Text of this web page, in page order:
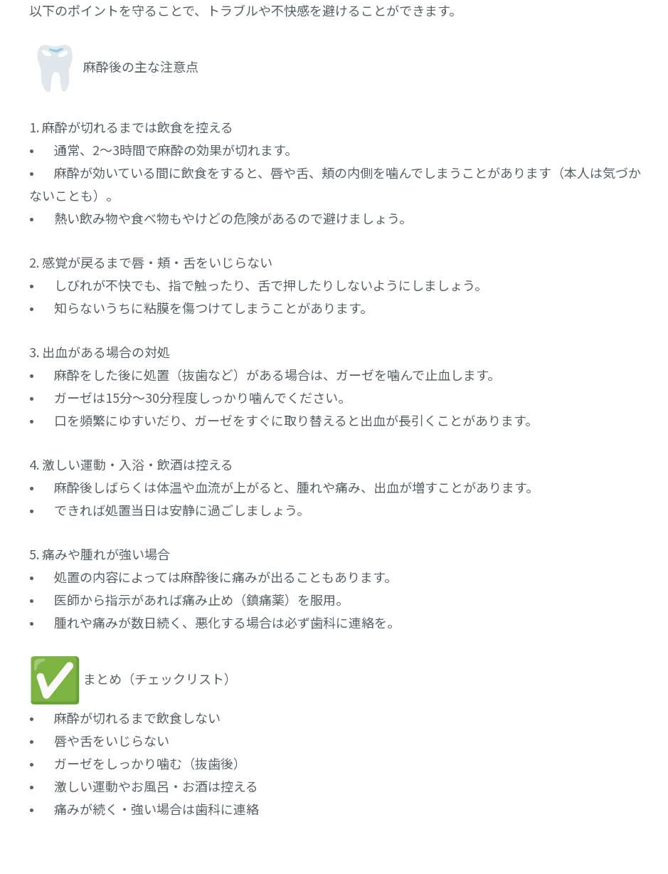
以下のポイントを守ることで、トラブルや不快感を避けることができます。
麻酔後の主な注意点
1. 麻酔が切れるまでは飲食を控える
• 通常、2〜3時間で麻酔の効果が切れます。
• 麻酔が効いている間に飲食をすると、唇や舌、頬の内側を噛んでしまうことがあります（本人は気づか
ないことも）。
• 熱い飲み物や食べ物もやけどの危険があるので避けましょう。
2. 感覚が戻るまで唇・頬・舌をいじらない
• しびれが不快でも、指で触ったり、舌で押したりしないようにしましょう。
• 知らないうちに粘膜を傷つけてしまうことがあります。
3. 出血がある場合の対処
• 麻酔をした後に処置（抜歯など）がある場合は、ガーゼを噛んで止血します。
• ガーゼは15分～30分程度しっかり噛んでください。
• 口を頻繁にゆすいだり、ガーゼをすぐに取り替えると出血が長引くことがあります。
4. 激しい運動・入浴・飲酒は控える
• 麻酔後しばらくは体温や血流が上がると、腫れや痛み、出血が増すことがあります。
• できれば処置当日は安静に過ごしましょう。
5. 痛みや腫れが強い場合
• 処置の内容によっては麻酔後に痛みが出ることもあります。
• 医師から指示があれば痛み止め（鎮痛薬）を服用。
• 腫れや痛みが数日続く、悪化する場合は必ず歯科に連絡を。
まとめ（チェックリスト）
• 麻酔が切れるまで飲食しない
• 唇や舌をいじらない
• ガーゼをしっかり噛む（抜歯後）
• 激しい運動やお風呂・お酒は控える
• 痛みが続く・強い場合は歯科に連絡